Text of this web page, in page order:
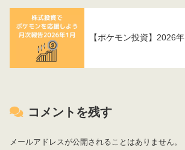
【ポケモン投資】2026
コメントを残す
メールアドレスが公開されることはありません。